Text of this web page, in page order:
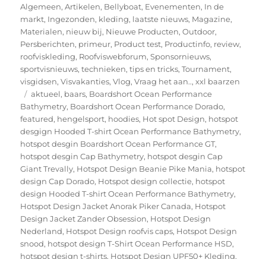
op
Algemeen,Artikelen, Bellyboat, Evenementen, In de
markt, Ingezonden, kleding, laatste nieuws, Magazine,
Materialen, nieuw bij, Nieuwe Producten,Outdoor,
Persberichten, primeur, Product test, Productinfo, review,
roofviskleding, Roofviswebforum,Sponsornieuws,
sportvisnieuws,technieken,tips en tricks,Tournament,
visgidsen,Visvakanties,Vlog,Vraag het aan..,xxl baarzen
Tags
aktueel, baars, Boardshort Ocean Performance
Bathymetry, Boardshort Ocean Performance Dorado,
featured, hengelsport, hoodies, Hot spot Design, hotspot
desgign Hooded T-shirt Ocean Performance Bathymetry,
hotspot desgin Boardshort Ocean Performance GT,
hotspot desgin Cap Bathymetry, hotspot desgin Cap
Giant Trevally, Hotspot Design Beanie Pike Mania, hotspot
design Cap Dorado, Hotspot design collectie, hotspot
design Hooded T-shirt Ocean Performance Bathymetry,
Hotspot Design Jacket Anorak Piker Canada, Hotspot
Design Jacket Zander Obsession, Hotspot Design
Nederland, Hotspot Design roofvis caps, Hotspot Design
snood, hotspot design T-Shirt Ocean Performance HSD,
hotspot design t-shirts, Hotspot Design UPF50+ Kleding,